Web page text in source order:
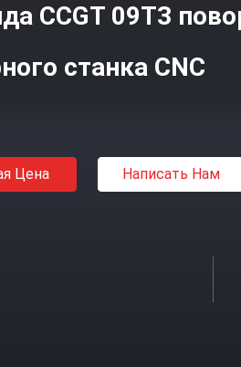
CCGT 09T3
станка CNC
Цена Написать Нам